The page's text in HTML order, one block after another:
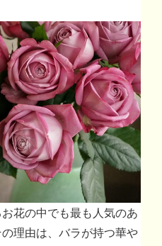
花の中でも最も人気のあ
理由は、バラが持つ華や